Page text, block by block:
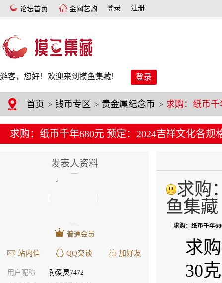
论坛首页 金网艺购 登录 注册
游客，您好！欢迎来到摸鱼集藏！ 登录
首页 > 钱币专区 > 贵金属纪念币 >
求购：纸币千年680元 预定：2024吉祥文化各规
发表人资料
普通会员
站内信 QQ交谈 加好友
用户昵称
孙爱灵7472
求购
鱼集藏
求购：纸币千年
求
30